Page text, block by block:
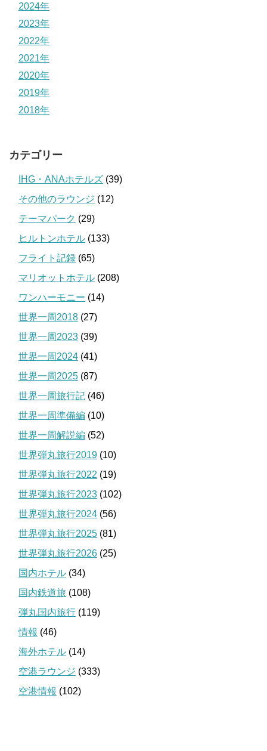
2024年
2023年
2022年
2021年
2020年
2019年
2018年
カテゴリー
IHG・ANAホテルズ (39)
その他のラウンジ (12)
テーマパーク (29)
ヒルトンホテル (133)
フライト記録 (65)
マリオットホテル (208)
ワンハーモニー (14)
世界一周2018 (27)
世界一周2023 (39)
世界一周2024 (41)
世界一周2025 (87)
世界一周旅行記 (46)
世界一周準備編 (10)
世界一周解説編 (52)
世界弾丸旅行2019 (10)
世界弾丸旅行2022 (19)
世界弾丸旅行2023 (102)
世界弾丸旅行2024 (56)
世界弾丸旅行2025 (81)
世界弾丸旅行2026 (25)
国内ホテル (34)
国内鉄道旅 (108)
弾丸国内旅行 (119)
情報 (46)
海外ホテル (14)
空港ラウンジ (333)
空港情報 (102)